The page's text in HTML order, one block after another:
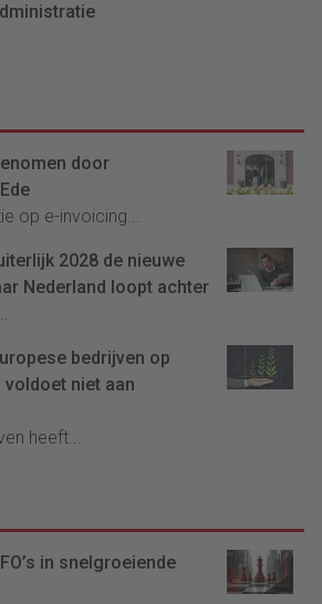
door
op e-invoicing...
2028 de nieuwe
Nederland loopt achter
bedrijven op
voldoet niet aan
heeft...
in snelgroeiende